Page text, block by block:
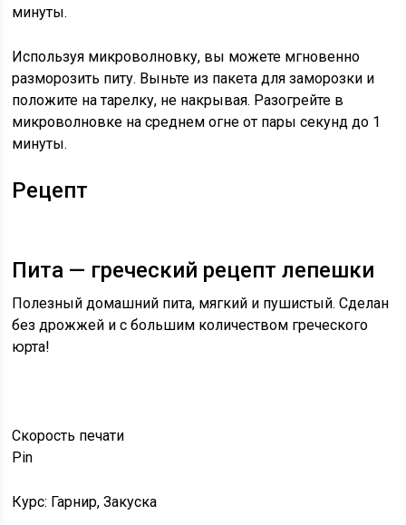
минуты.
Используя микроволновку, вы можете мгновенно
разморозить питу. Выньте из пакета для заморозки и
положите на тарелку, не накрывая. Разогрейте в
микроволновке на среднем огне от пары секунд до 1
минуты.
Рецепт
Пита — греческий рецепт лепешки
Полезный домашний пита, мягкий и пушистый. Сделан
без дрожжей и с большим количеством греческого
юрта!
Скорость печати
Pin
Курс: Гарнир, Закуска